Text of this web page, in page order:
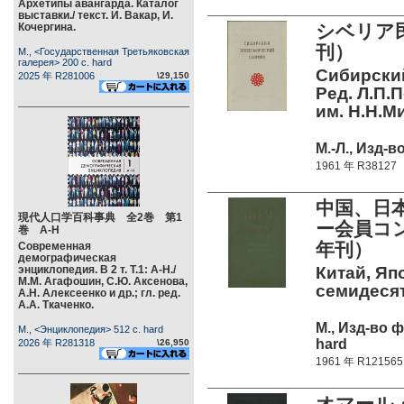
Архетипы авангарда. Каталог
выставки./ текст. И. Вакар, И.
Кочергина.
М., <Государственная Третьяковская
галерея> 200 c. hard
2025 年 R281006
\29,150
現代人口学百科事典 全2巻 第1
巻 А-Н
Современная
демографическая
энциклопедия. В 2 т. Т.1: А-Н./
М.М. Агафошин, С.Ю. Аксенова,
А.Н. Алексеенко и др.; гл. ред.
А.А. Ткаченко.
М., <Энциклопедия> 512 c. hard
2026 年 R281318
\26,950
シベリ
刊）
Ред.
им.
М.-Л., Изд-
1961 年 R38127
中国、
ー会員コ
年刊）
Китай,
М., Изд-во
hard
1961 年 R121565